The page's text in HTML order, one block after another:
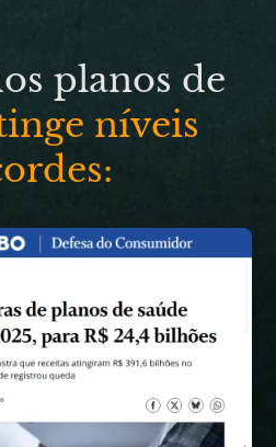
planos de
níveis